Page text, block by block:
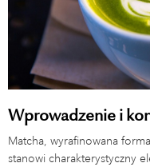
Wprowadzenie i
Matcha, wyrafinowana
stanowi charakterystyczny